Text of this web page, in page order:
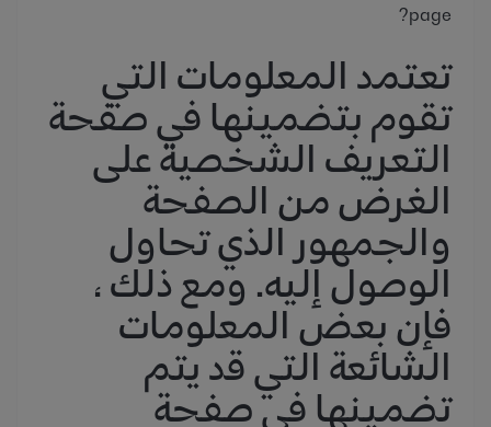
page?
تعتمد المعلومات التي
تقوم بتضمينها في صفحة
التعريف الشخصية على
الغرض من الصفحة
والجمهور الذي تحاول
الوصول إليه. ومع ذلك ،
فإن بعض المعلومات
الشائعة التي قد يتم
تضمينها في صفحة